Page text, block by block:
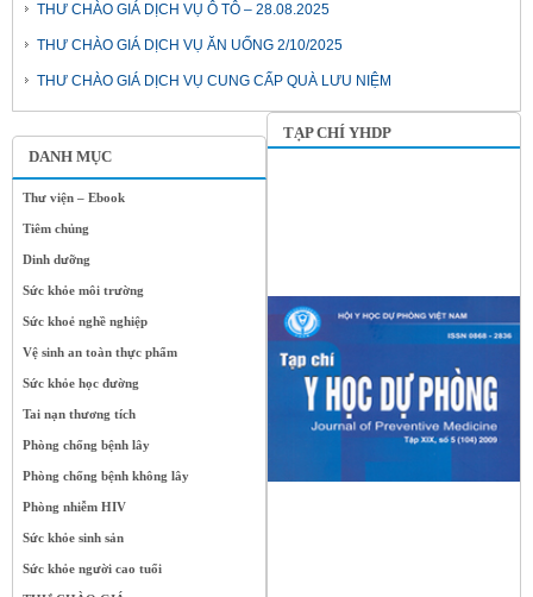
DANH MỤC
Thư viện – Ebook
Tiêm chủng
Dinh dưỡng
Sức khỏe môi trường
Sức khoẻ nghề nghiệp
Vệ sinh an toàn thực phẩm
Sức khỏe học đường
Tai nạn thương tích
Phòng chống bệnh lây
Phòng chống bệnh không lây
Phòng nhiễm HIV
Sức khỏe sinh sản
Sức khỏe người cao tuổi
THƯ CHÀO GIÁ DỊCH VỤ Ô TÔ – 28.08.2025
THƯ CHÀO GIÁ DỊCH VỤ ĂN UỐNG 2/10/2025
THƯ CHÀO GIÁ DỊCH VỤ CUNG CẤP QUÀ LƯU NIỆM
TẠP CHÍ YHDP